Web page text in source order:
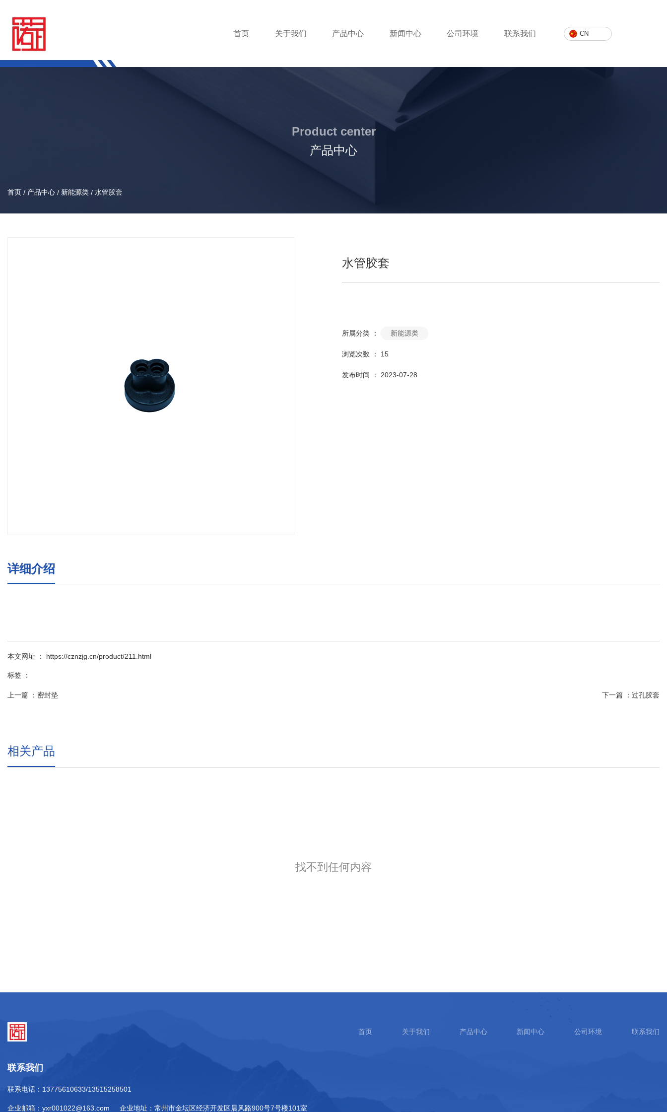
首页 关于我们 产品中心 新闻中心 公司环境 联系我们 CN
Product center
产品中心
首页 / 产品中心 / 新能源类 / 水管胶套
水管胶套
所属分类 ： 新能源类
浏览次数 ： 15
发布时间 ： 2023-07-28
详细介绍
本文网址 ： https://cznzjg.cn/product/211.html
标签 ：
上一篇 ： 密封垫 下一篇 ： 过孔胶套
相关产品
找不到任何内容
首页 关于我们 产品中心 新闻中心 公司环境 联系我们
联系我们
联系电话：13775610633/13515258501
企业邮箱：yxr001022@163.com 企业地址：常州市金坛区经济开发区晨风路900号7号楼101室